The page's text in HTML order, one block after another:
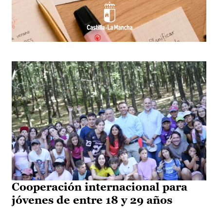
Cooperación internacional para
jóvenes de entre 18 y 29 años